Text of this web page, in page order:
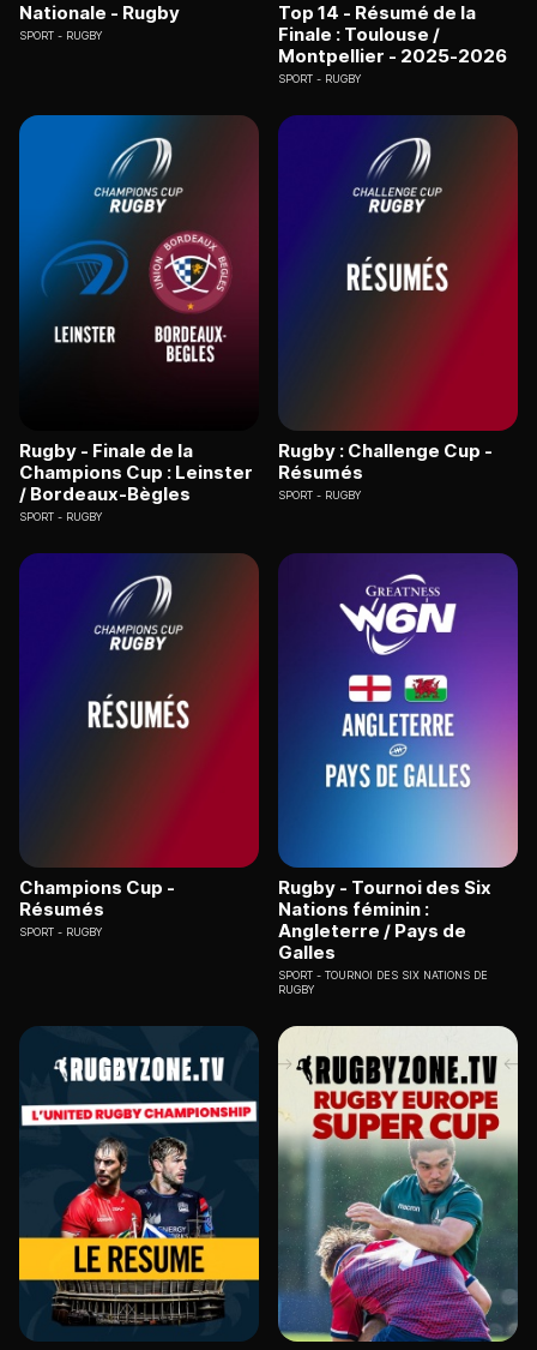
Nationale - Rugby
SPORT RUGBY
Top 14 - Résumé de la
Finale : Toulouse /
Montpellier - 2025-2026
SPORT RUGBY
Rugby - Finale de la
Champions Cup : Leinster
/ Bordeaux-Bègles
SPORT RUGBY
Rugby : Challenge Cup -
Résumés
SPORT RUGBY
Champions Cup -
Résumés
SPORT RUGBY
Rugby - Tournoi des Six
Nations féminin :
Angleterre / Pays de
Galles
SPORT
TOURNOI DES SIX NATIONS DE
RUGBY